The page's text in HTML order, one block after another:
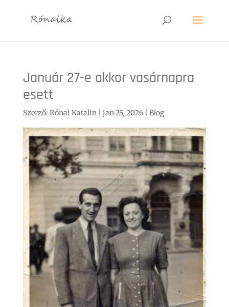
Január 27-e akkor vasárnapra
esett
Szerző: Rónai Katalin| jan 25, 2026| Blog